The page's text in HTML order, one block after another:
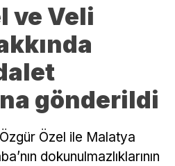
ve Veli
gönderildi
Özel ile Malatya
dokunulmazlıklarının